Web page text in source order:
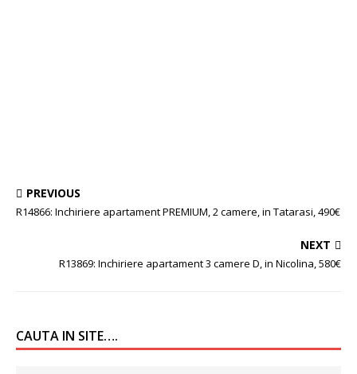
PREVIOUS
R14866: Inchiriere apartament PREMIUM, 2 camere, in Tatarasi, 490€
NEXT
R13869: Inchiriere apartament 3 camere D, in Nicolina, 580€
CAUTA IN SITE….